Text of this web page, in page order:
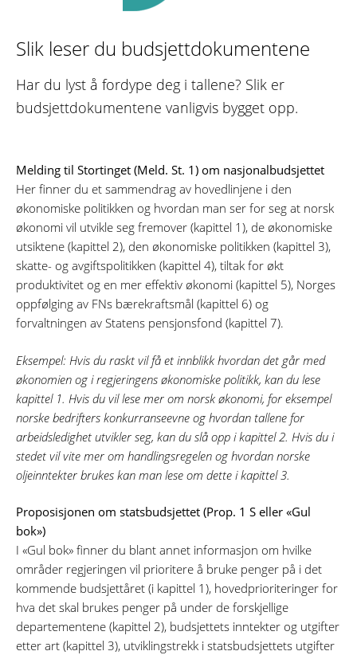
Slik leser du budsjettdokumentene
Har du lyst å fordype deg i tallene? Slik er
budsjettdokumentene vanligvis bygget opp.
Melding til Stortinget (Meld. St. 1) om nasjonalbudsjettet
Her finner du et sammendrag av hovedlinjene i den
økonomiske politikken og hvordan man ser for seg at norsk
økonomi vil utvikle seg fremover (kapittel 1), de økonomiske
utsiktene (kapittel 2), den økonomiske politikken (kapittel 3),
skatte- og avgiftspolitikken (kapittel 4), tiltak for økt
produktivitet og en mer effektiv økonomi (kapittel 5), Norges
oppfølging av FNs bærekraftsmål (kapittel 6) og
forvaltningen av Statens pensjonsfond (kapittel 7).
Eksempel: Hvis du raskt vil få et innblikk hvordan det går med
økonomien og i regjeringens økonomiske politikk, kan du lese
kapittel 1. Hvis du vil lese mer om norsk økonomi, for eksempel
norske bedrifters konkurranseevne og hvordan tallene for
arbeidsledighet utvikler seg, kan du slå opp i kapittel 2. Hvis du i
stedet vil vite mer om handlingsregelen og hvordan norske
oljeinntekter brukes kan man lese om dette i kapittel 3.
Proposisjonen om statsbudsjettet (Prop. 1 S eller «Gul
bok»)
I «Gul bok» finner du blant annet informasjon om hvilke
områder regjeringen vil prioritere å bruke penger på i det
kommende budsjettåret (i kapittel 1), hovedprioriteringer for
hva det skal brukes penger på under de forskjellige
departementene (kapittel 2), budsjettets inntekter og utgifter
etter art (kapittel 3), utviklingstrekk i statsbudsjettets utgifter